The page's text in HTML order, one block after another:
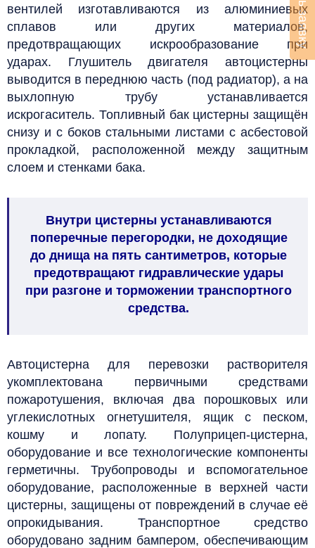
вентилей изготавливаются из алюминиевых
сплавов или других материалов,
предотвращающих искрообразование при
ударах. Глушитель двигателя автоцистерны
выводится в переднюю часть (под радиатор), а на
выхлопную трубу устанавливается
искрогаситель. Топливный бак цистерны защищён
снизу и с боков стальными листами с асбестовой
прокладкой, расположенной между защитным
слоем и стенками бака.
Внутри цистерны устанавливаются
поперечные перегородки, не доходящие
до днища на пять сантиметров, которые
предотвращают гидравлические удары
при разгоне и торможении транспортного
средства.
Автоцистерна для перевозки растворителя
укомплектована первичными средствами
пожаротушения, включая два порошковых или
углекислотных огнетушителя, ящик с песком,
кошму и лопату. Полуприцеп-цистерна,
оборудование и все технологические компоненты
герметичны. Трубопроводы и вспомогательное
оборудование, расположенные в верхней части
цистерны, защищены от повреждений в случае её
опрокидывания. Транспортное средство
оборудовано задним бампером, обеспечивающим